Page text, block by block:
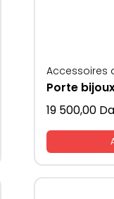
Accessoires
Porte
19 500,00 Da